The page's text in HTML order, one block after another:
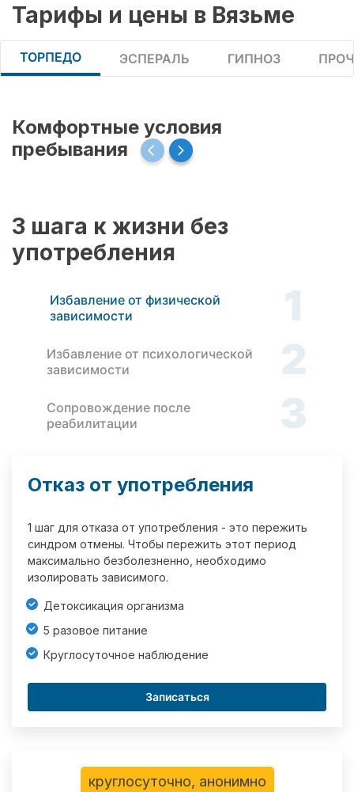
Тарифы и цены в Вязьме
ТОРПЕДО ЭСПЕРАЛЬ ГИПНОЗ
Комфортные условия
пребывания
3 шага к жизни без
употребления
Избавление от физической
зависимости
1
Избавление от психологической
зависимости
2
Сопровождение после
реабилитации
3
Отказ от употребления
1 шаг для отказа от употребления - это пережить
синдром отмены. Чтобы пережить этот период
максимально безболезненно, необходимо
изолировать зависимого.
Детоксикация организма
5 разовое питание
Круглосуточное наблюдение
Записаться
круглосуточно, анонимно